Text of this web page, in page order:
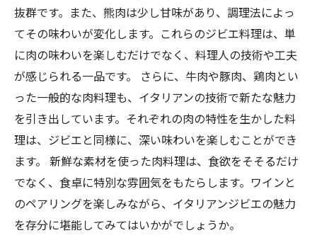
抜群です。また、熊肉は少し甘味があり、調理法によっ
てその味わいが変化します。これらのジビエ料理は、単
に肉の味わいを楽しむだけでなく、料理人の技術や工夫
が感じられる一品です。 さらに、牛肉や豚肉、鶏肉とい
った一般的な肉料理も、イタリアンの技術で新たな魅力
を引き出しています。それぞれの肉の特性を生かした料
理は、ジビエと同様に、深い味わいを楽しむことができ
ます。 新鮮な素材を使った肉料理は、食欲をそそるだけ
でなく、食卓に特別な雰囲気をもたらします。ワインと
のペアリングを楽しみながら、イタリアンジビエの魅力
を存分に堪能してみてはいかがでしょうか。